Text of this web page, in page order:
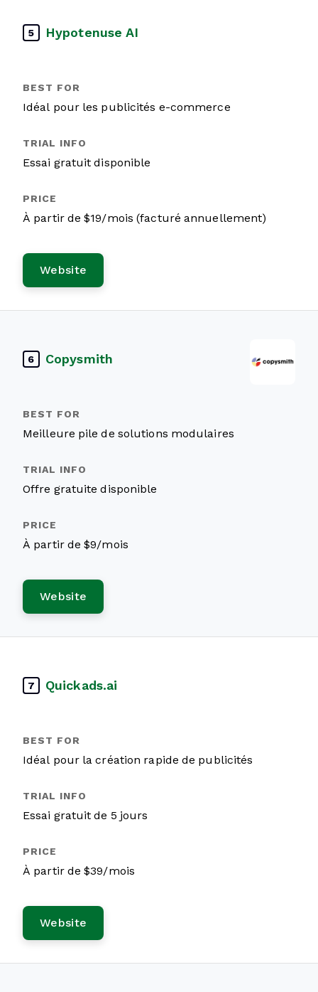
5 Hypotenuse AI
Idéal pour les publicités e-commerce
Essai gratuit disponible
À partir de $19/mois (facturé annuellement)
Website
6 Copysmith
Meilleure pile de solutions modulaires
Offre gratuite disponible
À partir de $9/mois
Website
7 Quickads.ai
Idéal pour la création rapide de publicités
Essai gratuit de 5 jours
À partir de $39/mois
Website